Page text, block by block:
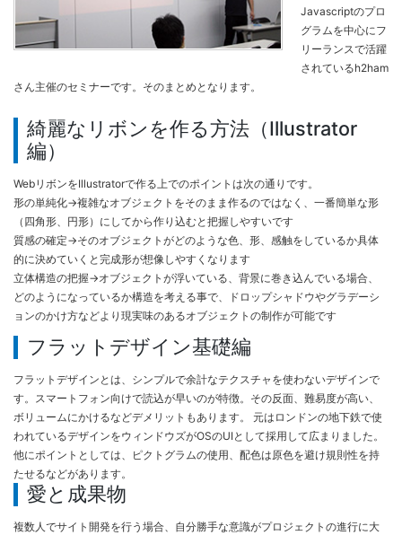
Javascriptのプロ
グラムを中心にフ
リーランスで活躍
されているh2ham
さん主催のセミナーです。そのまとめとなります。
綺麗なリボンを作る方法（Illustrator
編）
WebリボンをIllustratorで作る上でのポイントは次の通りです。
形の単純化→複雑なオブジェクトをそのまま作るのではなく、一番簡単な形
（四角形、円形）にしてから作り込むと把握しやすいです
質感の確定→そのオブジェクトがどのような色、形、感触をしているか具体
的に決めていくと完成形が想像しやすくなります
立体構造の把握→オブジェクトが浮いている、背景に巻き込んでいる場合、
どのようになっているか構造を考える事で、ドロップシャドウやグラデーシ
ョンのかけ方などより現実味のあるオブジェクトの制作が可能です
フラットデザイン基礎編
フラットデザインとは、シンプルで余計なテクスチャを使わないデザインで
す。スマートフォン向けで読込が早いのが特徴。その反面、難易度が高い、
ボリュームにかけるなどデメリットもあります。 元はロンドンの地下鉄で使
われているデザインをウィンドウズがOSのUIとして採用して広まりました。
他にポイントとしては、ピクトグラムの使用、配色は原色を避け規則性を持
たせるなどがあります。
愛と成果物
複数人でサイト開発を行う場合、自分勝手な意識がプロジェクトの進行に大